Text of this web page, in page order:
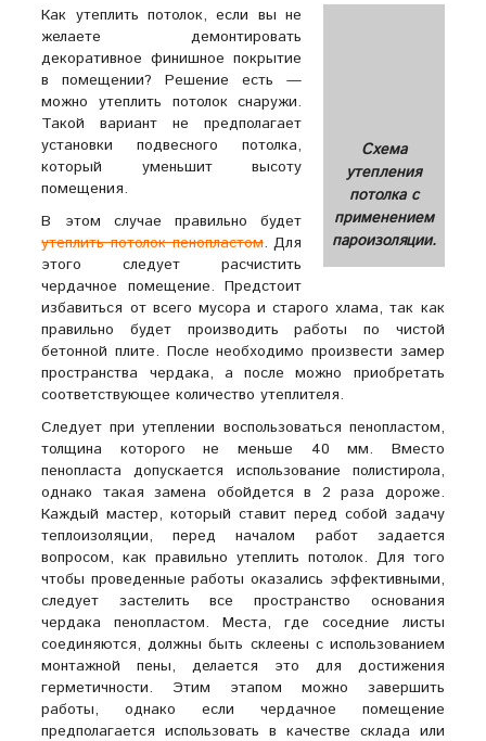
Схема
утепления
потолка с
применением
пароизоляции.
Как утеплить потолок, если вы не
желаете демонтировать
декоративное финишное покрытие
в помещении? Решение есть —
можно утеплить потолок снаружи.
Такой вариант не предполагает
установки подвесного потолка,
который уменьшит высоту
помещения.
В этом случае правильно будет
утеплить потолок пенопластом. Для
этого следует расчистить
чердачное помещение. Предстоит
избавиться от всего мусора и старого хлама, так как
правильно будет производить работы по чистой
бетонной плите. После необходимо произвести замер
пространства чердака, а после можно приобретать
соответствующее количество утеплителя.
Следует при утеплении воспользоваться пенопластом,
толщина которого не меньше 40 мм. Вместо
пенопласта допускается использование полистирола,
однако такая замена обойдется в 2 раза дороже.
Каждый мастер, который ставит перед собой задачу
теплоизоляции, перед началом работ задается
вопросом, как правильно утеплить потолок. Для того
чтобы проведенные работы оказались эффективными,
следует застелить все пространство основания
чердака пенопластом. Места, где соседние листы
соединяются, должны быть склеены с использованием
монтажной пены, делается это для достижения
герметичности. Этим этапом можно завершить
работы, однако если чердачное помещение
предполагается использовать в качестве склада или